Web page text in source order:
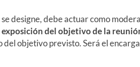
designe, debe actuar como
exposición del objetivo de la
del objetivo previsto. Será el